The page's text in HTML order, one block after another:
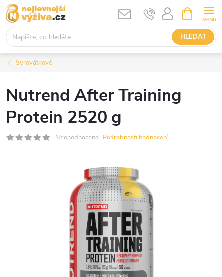
Přejít
na
obsah
HLEDAT
NÁKUPNÍ
KOŠÍK
Syrovátkové
Nutrend After Training
Protein 2520 g
Neohodnoceno Podrobnosti hodnocení